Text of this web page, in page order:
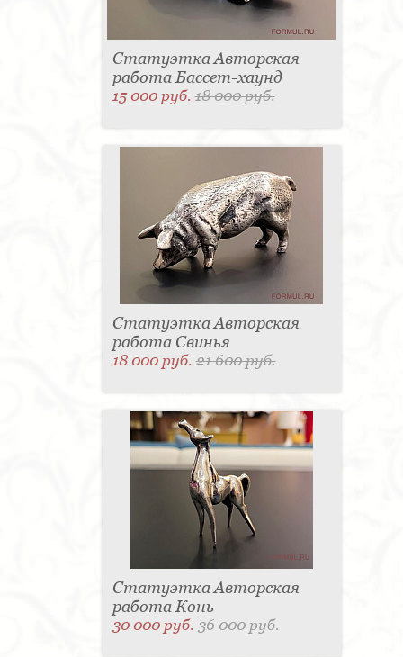
Статуэтка Авторская
работа Бассет-хаунд
15 000 руб.18 000 руб.
Статуэтка Авторская
работа Свинья
18 000 руб.21 600 руб.
Статуэтка Авторская
работа Конь
30 000 руб.36 000 руб.